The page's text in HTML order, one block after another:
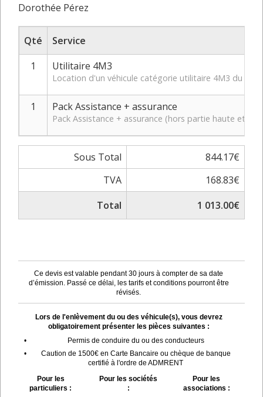
Dorothée Pérez
Qté
Service
1
Utilitaire 4M3
Location d'un véhicule catégorie utilitaire 4M3 du 24/
1 Pack Assistance + assurance
Pack Assistance + assurance (hors partie haute et
Sous Total
844.17€
TVA
168.83€
Total
1 013.00€
Ce devis est valable pendant 30 jours à compter de sa date
d’émission. Passé ce délai, les tarifs et conditions pourront être
révisés.
Lors de l'enlèvement du ou des véhicule(s), vous devrez
obligatoirement présenter les pièces suivantes :
•
Permis de conduire du ou des conducteurs
•
Caution de 1500€ en Carte Bancaire ou chèque de banque
certifié à l'ordre de ADMRENT
Pour les
particuliers :
Pour les sociétés
:
Pour les
associations :